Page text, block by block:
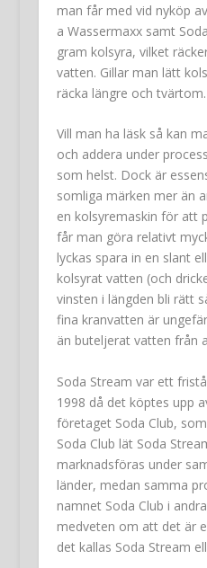
man får med vid nyköp
a Wassermaxx samt
gram kolsyra, vilket
vatten. Gillar man lätt
räcka längre och tvärtom.
Vill man ha läsk så kan
och addera under
som helst. Dock är
somliga märken mer än
en kolsyremaskin för att
får man göra relativt
lyckas spara in en slant
kolsyrat vatten (och
vinsten i längden bli rätt
fina kranvatten är
än buteljerat vatten från
Soda Stream var ett
1998 då det köptes upp
företaget Soda Club,
Soda Club lät Soda
marknadsföras under
länder, medan samma
namnet Soda Club i
medveten om att det är
det kallas Soda Stream